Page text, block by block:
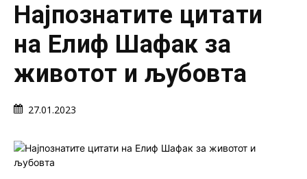
Најпознатите цитати
на Елиф Шафак за
животот и љубовта
27.01.2023